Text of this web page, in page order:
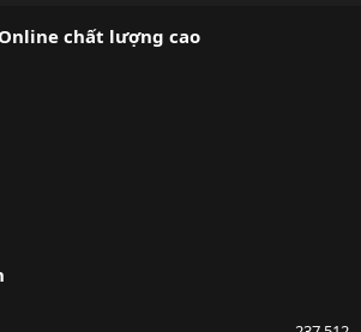
chất lượng cao